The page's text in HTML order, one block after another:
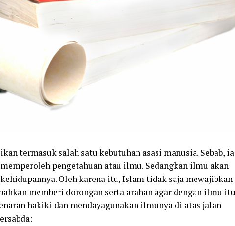
termasuk salah satu kebutuhan asasi manusia. Sebab, ia
pengetahuan atau ilmu. Sedangkan ilmu akan
Oleh karena itu, Islam tidak saja mewajibkan
memberi dorongan serta arahan agar dengan ilmu itu
hakiki dan mendayagunakan ilmunya di atas jalan